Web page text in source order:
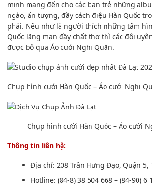
minh mang đến cho các bạn trẻ những
ngào, ấn tượng, đầy cách điệu Hàn Quốc
phái. Nếu nhưlà người thích những tấm
Quốc lãng mạn đầy chất thơ thì các đôi
được bỏ qua Áo cưới Nghi Quân.
Chụp hình cưới Hàn Quốc – Áo cưới Nghi
Chụp hình cưới Hàn Quốc – Áo cưới
Thông tin liên hệ:
Địa chỉ: 208 Trần Hưng Đạo, Quận 5,
Hotline: (84-8) 38 504 668 – (84-90) 6